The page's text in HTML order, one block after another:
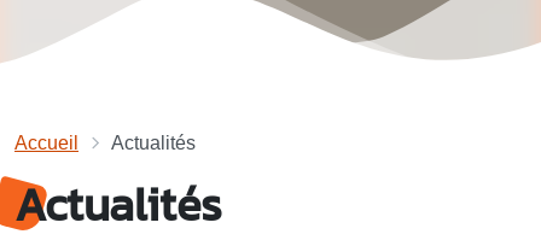
Accueil Actualités
Actualités